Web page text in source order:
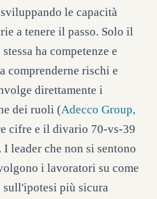
le capacità
a tenere il passo. Solo il
ha competenze e
comprenderne rischi e
direttamente i
dei ruoli (Adecco Group,
cifre e il divario 70-vs-39
leader che non si sentono
i lavoratori su come
più sicura